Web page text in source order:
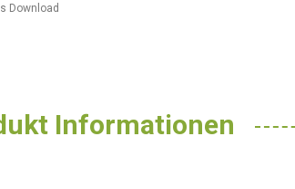
Download
Informationen